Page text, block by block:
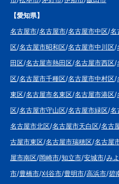
【愛知県】
名古屋市/名古屋市/名古屋市中区/名
区/名古屋市昭和区/名古屋市中川区/
田区/名古屋市熱田区/名古屋市西区/
区/名古屋市千種区/名古屋市中村区/
東区/名古屋市名東区/名古屋市港区/
区/名古屋市守山区/名古屋市緑区/名
名古屋市北区/名古屋市天白区/名古
古屋市東区/名古屋市瑞穂区/名古屋
屋市南区/岡崎市/知立市/安城市/み
市/豊橋市/刈谷市/豊明市/高浜市/碧